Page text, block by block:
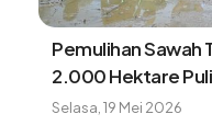
Tangki BBM
Kendaran,
Minggu, 9 Agustus 2026